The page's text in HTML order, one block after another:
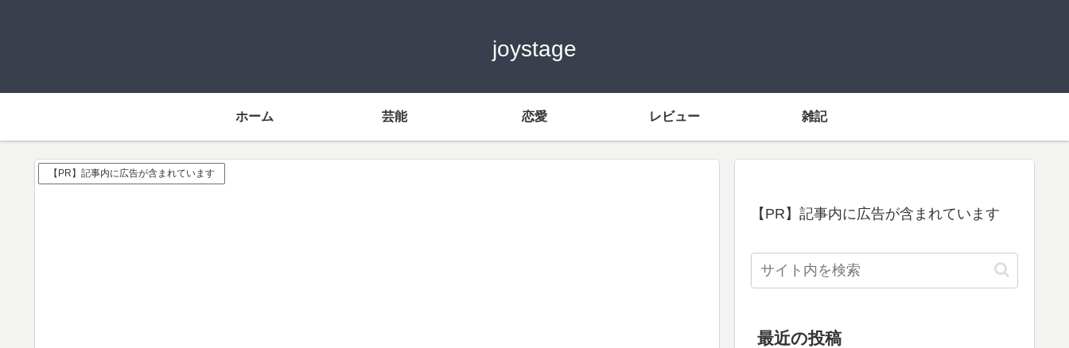
joystage
ホーム 芸能 恋愛 レビュー 雑記
【PR】記事内に広告が含まれています
【PR】記事内に広告が含まれています
最近の投稿